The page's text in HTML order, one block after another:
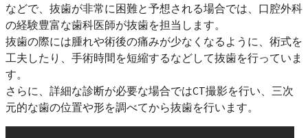
などで、抜歯が非常に困難と予想される場合では、口腔外科
の経験豊富な歯科医師が抜歯を担当します。
抜歯の際には腫れや術後の痛みが少なくなるように、術式を
工夫したり、手術時間を短縮するなどして抜歯を行っていま
す。
さらに、詳細な診断が必要な場合ではCT撮影を行い、三次
元的な歯の位置や形を調べてから抜歯を行います。